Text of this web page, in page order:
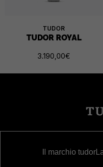
TUDOR
TUDOR ROYAL
3.190,00€
Il marchio tudor